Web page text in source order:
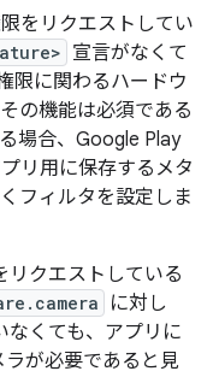
をリクエストしてい
宣言がなくて
限に関わるハードウ
の機能は必須である
場合、Google Play
リ用に保存するメタ
フィルタを設定しま
リクエストしている
に対し
なくても、アプリに
が必要であると見